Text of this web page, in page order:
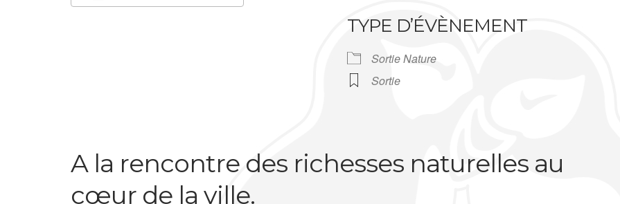
TYPE D’ÉVÈNEMENT
Sortie Nature
Sortie
A la rencontre des richesses naturelles au
cœur de la ville.